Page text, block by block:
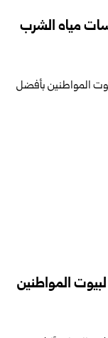
مياه الشرب
لبيوت المواطنين